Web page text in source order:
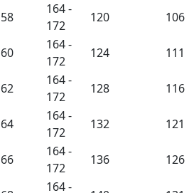
58
164 -
172
120 106
60
164 -
172
124 111
62
164 -
172
128 116
64
164 -
172
132 121
66
164 -
172
136 126
164 -